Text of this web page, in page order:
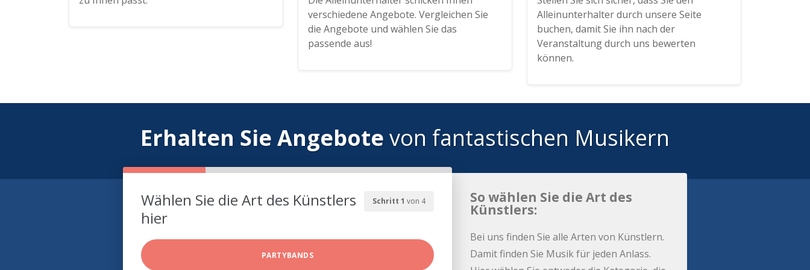
verschiedene Angebote. Vergleichen Sie
die Angebote und wählen Sie das
passende aus!
Alleinunterhalter durch unsere Seite
buchen, damit Sie ihn nach der
Veranstaltung durch uns bewerten
können.
Erhalten Sie Angebote von fantastischen Musikern
Schritt 1 von 4
Wählen Sie die Art des Künstlers
hier
PARTYBANDS
So wählen Sie die Art des
Künstlers:
Bei uns finden Sie alle Arten von Künstlern.
Damit finden Sie Musik für jeden Anlass.